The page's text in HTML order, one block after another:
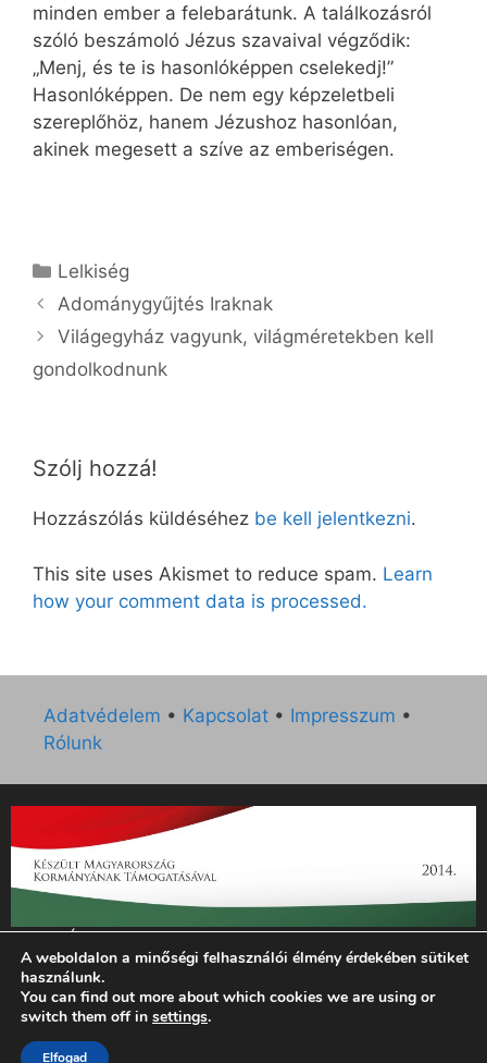
minden ember a felebarátunk. A találkozásról
szóló beszámoló ­Jézus szavaival végződik:
„Menj, és te is hasonlóképpen cselekedj!”
Hasonlóképpen. De nem egy képzeletbeli
szereplőhöz, hanem Jézushoz hasonlóan,
akinek megesett a szíve az emberiségen.
Kategória
Lelkiség
Adománygyűjtés Iraknak
Világegyház vagyunk, világméretekben kell
gondolkodnunk
Szólj hozzá!
Hozzászólás küldéséhez be kell jelentkezni.
This site uses Akismet to reduce spam. Learn
how your comment data is processed.
Adatvédelem • Kapcsolat • Impresszum •
Rólunk
„Az Új Ember katolikus hetilap 2014. évi működésének
támogatását az EGYH-KCP-14-P-0121 sz. támogatási
szerződés keretében 3 000 000 Ft összegben támogatta az
Emberi Erőforrások Minisztériuma.”
© 2026 Magyar Kurír - Új Ember
A weboldalon a minőségi felhasználói élmény érdekében sütiket
használunk.
You can find out more about which cookies we are using or
switch them off in settings.
Elfogad